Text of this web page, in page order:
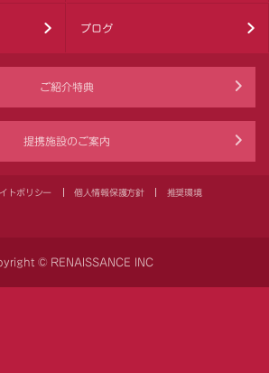
ブログ
ご紹介特典
提携施設のご案内
トポリシー 個人情報保護方針 推奨環境
© RENAISSANCE INC